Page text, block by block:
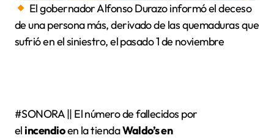
El gobernador Alfonso Durazo informó el deceso
de una persona más, derivado de las quemaduras que
sufrió en el siniestro, el pasado 1 de noviembre
#SONORA || El número de fallecidos por
elincendioen la tiendaWaldo’s en